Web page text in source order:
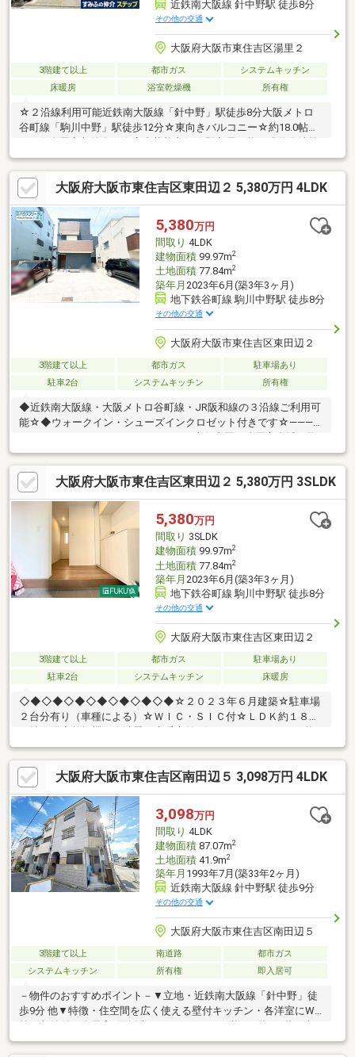
近鉄南大阪線 針中野駅 徒歩8分
その他の交通
大阪府大阪市東住吉区湯里２
3階建て以上 都市ガス
システムキッチン
床暖房
浴室乾燥機 所有権
☆２沿線利用可能近鉄南大阪線「針中野」駅徒歩8分大阪メトロ
谷町線「駒川中野」駅徒歩12分☆東向きバルコニー☆約18.0帖の
後）☆建物状況調査実施済☆前面道路（私道）の「通行・掘削同
意」取得済☆令和6年7月 内外装リフォーム済み～リフォーム内容
～◇外壁塗装 ◇エコキュート交換 ◇洗面台新調 ◇トイレ新
調（１Ｆ、２Ｆ）◇和室畳表替え ◇クロス全室貼替 ◇建具全
室交換 ◇フロアタイル全室貼替【主な仕様・設備】■床暖房有
り（LD部分） ■浴室乾燥暖房機付き ■IHクッキングヒーター
■トイレ2箇所 ■エコキュート
大阪府大阪市東住吉区東田辺２ 5,380万円 4LDK
5,380万円
間取り 4LDK
建物面積99.97m2
土地面積77.84m2
築年月 2023年6月(築3年3ヶ月)
地下鉄谷町線 駒川中野駅 徒歩8分
その他の交通
大阪府大阪市東住吉区東田辺２
3階建て以上 都市ガス
駐車場あり
駐車2台
システムキッチン 所有権
◆近鉄南大阪線・大阪メトロ谷町線・JR阪和線の３沿線ご利用可
能☆◆ウォークイン・シューズインクロゼット付きです☆――――
＊――――＊――――＊――――＊――――■東住吉区・八尾市全域の物
件情報取り扱い可能！■ハウスフリーダムは【東証スタンダード
上場企業】です☆■物件多数揃えております！是非店頭へお越し
下さい♪■頭金０円のフルローンが可能です♪■お客様のライフプラ
ンに沿った物件をご提案させて頂きます☆■不動産購入や住宅ロ
ーンについてお気軽にお問合せ下さい♪■ご来店の際は、店舗横に
駐車スペース４台分ございます♪■東住吉区・八尾市の【中古戸
建】ならハウスフリーダム八尾店 +o☆
大阪府大阪市東住吉区東田辺２ 5,380万円 3SLDK
5,380万円
間取り 3SLDK
建物面積99.97m2
土地面積77.84m2
築年月 2023年6月(築3年3ヶ月)
地下鉄谷町線 駒川中野駅 徒歩8分
その他の交通
大阪府大阪市東住吉区東田辺２
3階建て以上 都市ガス
駐車場あり
駐車2台
システムキッチン 床暖房
◇◆◇◆◇◆◇◆◇◆◇◆◇◆☆２０２３年６月建築☆駐車場
２台分有り（車種による）☆ＷＩＣ・ＳＩＣ付☆ＬＤＫ約１８．
〇大阪メトロ谷町線「駒川中野」駅徒歩７分〇近鉄南大阪線「針
中野」駅徒歩１２分☆大阪市立東田辺小学校まで徒歩３分（約
190m）・スーパーやコンビニ、ドラッグストアなど生活に便利な
施設が周辺には充実しています♪〇カナートモール南田辺：徒歩6
分（430ｍ）〇ファミリーマート東住吉南田辺店：徒歩4分（270
ｍ）〇サンドラッグ駒川店：徒歩8分（570ｍ）
◇◆◇◆◇◆◇◆◇◆◇◆◇◆
大阪府大阪市東住吉区南田辺５ 3,098万円 4LDK
3,098万円
間取り 4LDK
建物面積87.07m2
土地面積41.9m2
築年月 1993年7月(築33年2ヶ月)
近鉄南大阪線 針中野駅 徒歩9分
その他の交通
大阪府大阪市東住吉区南田辺５
3階建て以上 南道路
都市ガス
システムキッチン
所有権 即入居可
－物件のおすすめポイント－▼立地・近鉄南大阪線「針中野」徒
歩9分 他▼特徴・住空間を広く使える壁付キッチン・各洋室にWIC
向きバルコニー有・即引渡し可能(残金精算後)▼2026年6月室内リ